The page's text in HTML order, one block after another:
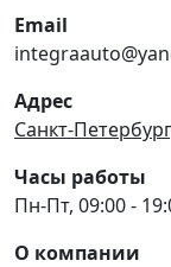
Email
Адрес
Санкт-
Часы работы
Пн-Пт, 09:00 -
О компании